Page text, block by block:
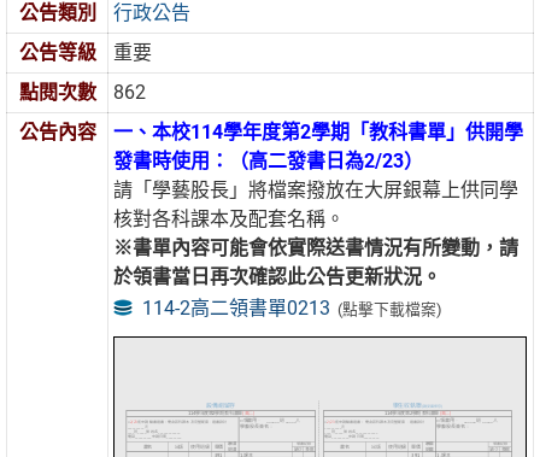
公告類別
行政公告
公告等級
重要
點閱次數
862
公告內容
一、本校114學年度第2學期「教科書單」供開學
發書時使用：（高二發書日為2/23）
請「學藝股長」將檔案撥放在大屏銀幕上供同學
核對各科課本及配套名稱。
※書單內容可能會依實際送書情況有所變動，請
於領書當日再次確認此公告更新狀況。
114-2高二領書單0213 (點擊下載檔案)